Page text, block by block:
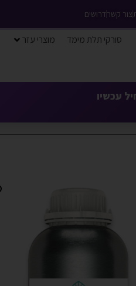
צור קשרדרושים
סורקי תלת מימד מוצרי עזר